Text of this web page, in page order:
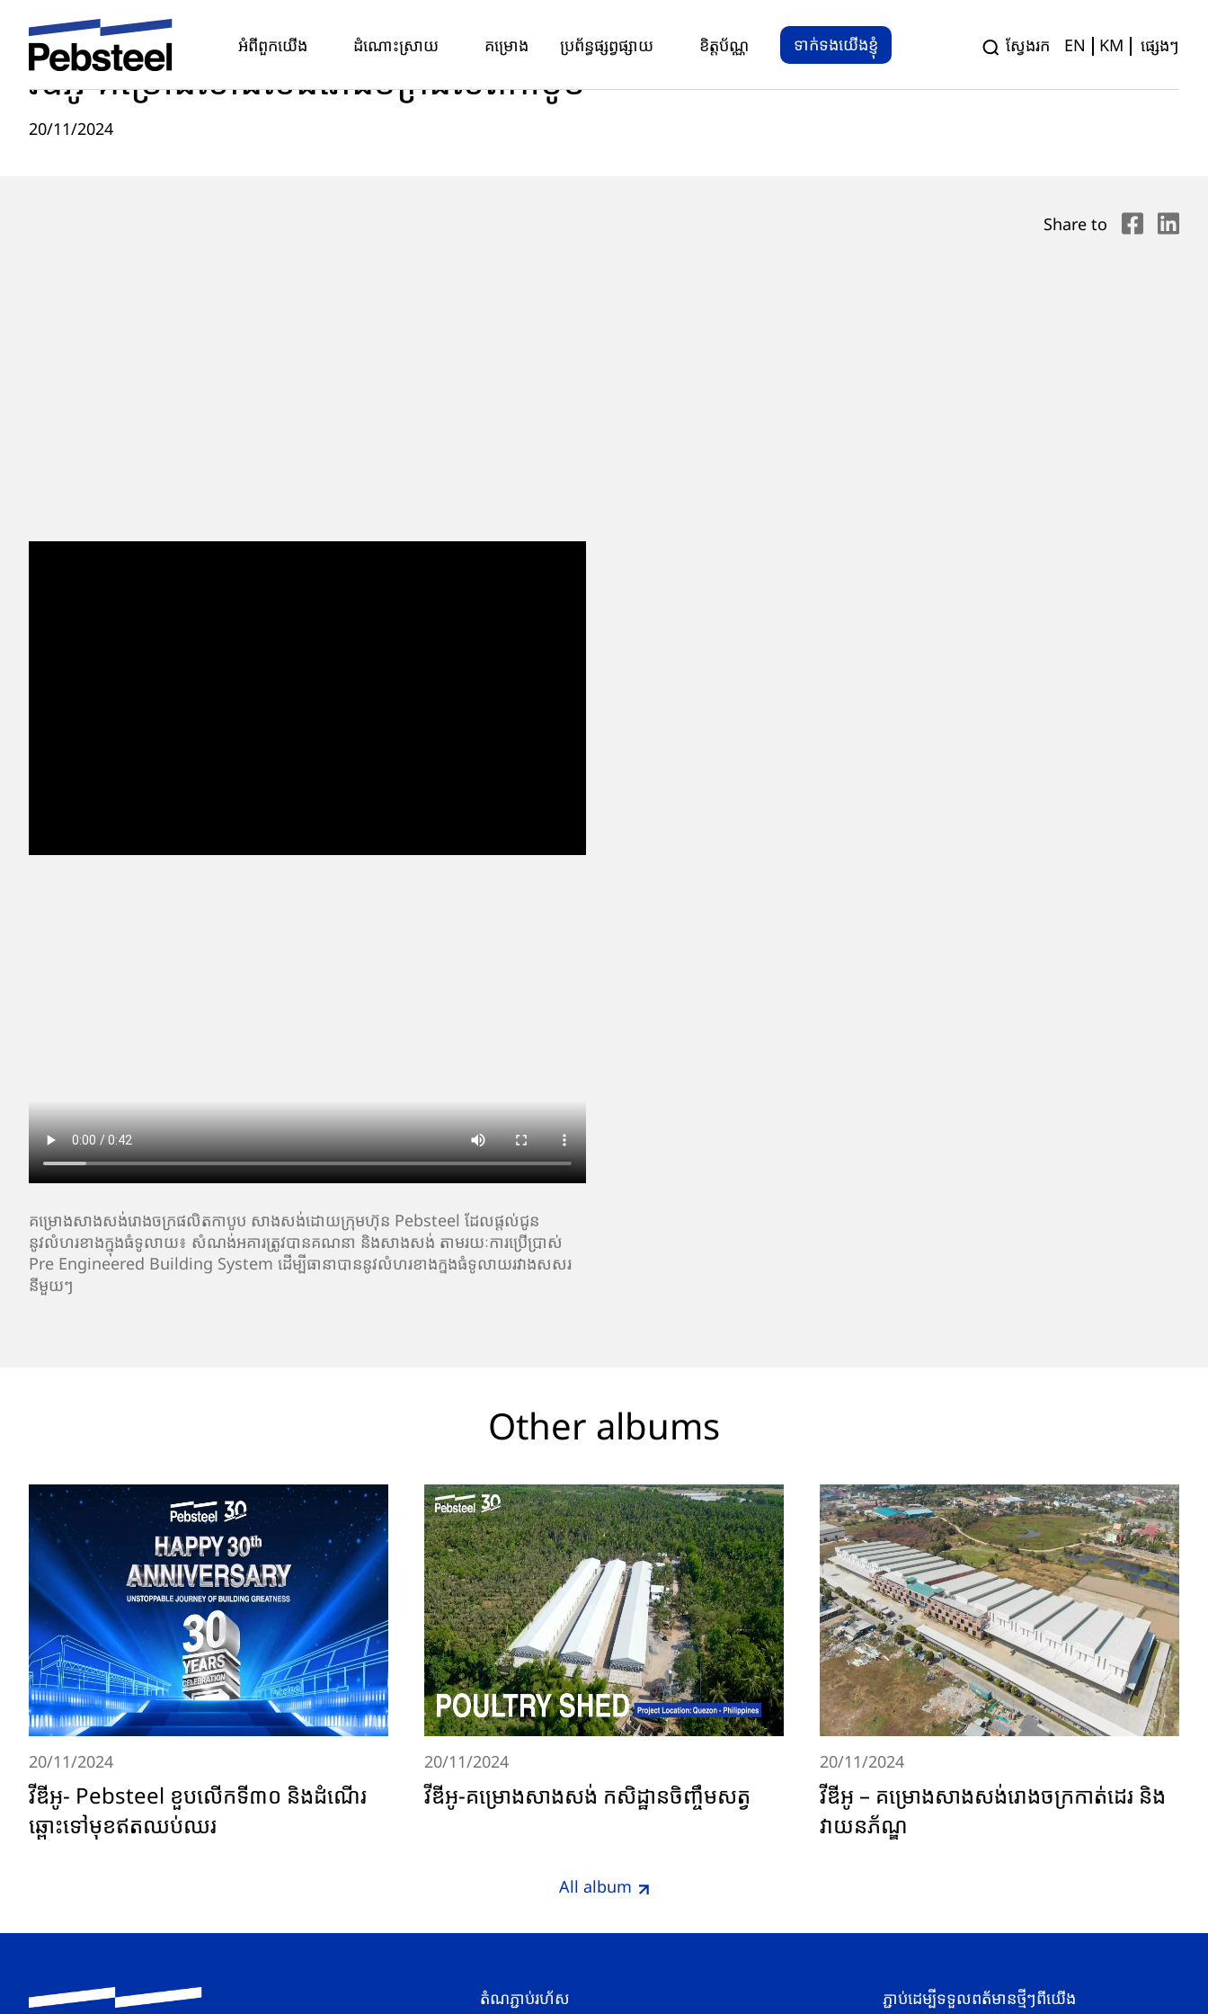
អំពីពួកយើង ដំណោះស្រាយ គម្រោង ប្រព័ន្ធផ្សព្វផ្សាយ ខិត្តប័ណ្ណ ទាក់ទងយើងខ្ញុំ ស្វែងរក EN KM ផ្សេងៗ
/វីដេអូ វីឌីអូ-គម្រោងសាងសង់រោងចក្រផលិតកាបូប
វីឌីអូ-គម្រោងសាងសង់រោងចក្រផលិតកាបូប
20/11/2024
គម្រោងសាងសង់រោងចក្រផលិតកាបូប សាងសង់ដោយក្រុមហ៊ុន​ Pebsteel ដែលផ្តល់ជូន
នូវលំហរខាងក្នុងធំទូលាយ៖ សំណង់អគារត្រូវបានគណនា និងសាងសង់ តាមរយៈការប្រើប្រាស់
Pre Engineered Building System ដើម្បីធានាបាននូវលំហរខាងក្នងធំទូលាយរវាងសសរ
នីមួយៗ
Share to
Other albums
20/11/2024
វីឌីអូ- Pebsteel ខួបលើកទី៣០ និងដំណើរ
ឆ្ពោះទៅមុខឥតឈប់ឈរ
20/11/2024
វីឌីអូ-គម្រោងសាងសង់ កសិដ្ឋានចិញ្ចឹមសត្វ
20/11/2024
វីឌីអូ – គម្រោងសាងសង់រោងចក្រកាត់ដេរ និង
វាយនភ័ណ្ឌ
All album
តំណភ្ជាប់រហ័ស ភ្ជាប់ដេម្បីទទួលពត័មានថ្មីៗពីយើង